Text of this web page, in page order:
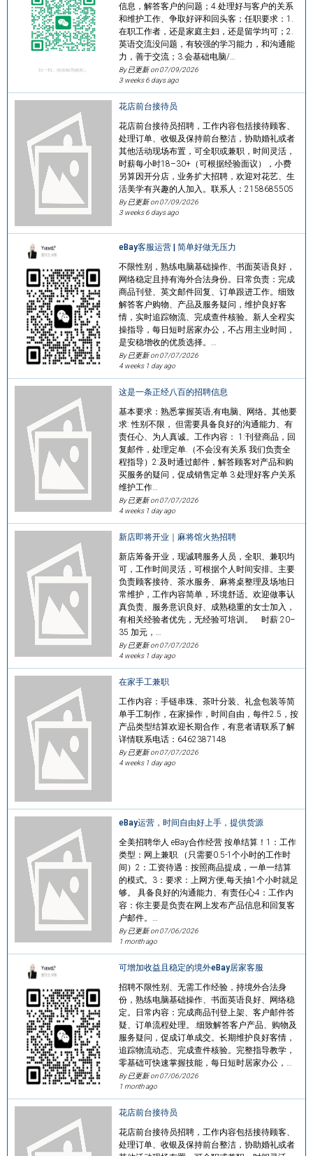
信息，解答客户的问题；4.处理好与客户的关系
和维护工作、争取好评和回头客；任职要求：1.
在职工作者，还是家庭主妇，还是留学均可；2.
英语交流没问题，有较强的学习能力，和沟通能
力，善于交流；3.会基础电脑/…
By 已更新 on07/09/2026
3 weeks 6 days ago
花店前台接待员
花店前台接待员招聘，工作内容包括接待顾客、
处理订单、收银及保持前台整洁，协助婚礼或者
其他活动现场布置，可全职或兼职，时间灵活，
时薪每小时18–30+（可根据经验面议），小费
另算因开分店，业务扩大招聘，欢迎对花艺、生
活美学有兴趣的人加入。联系人：2158685505
By 已更新 on07/09/2026
3 weeks 6 days ago
eBay客服运营 | 简单好做无压力
不限性别，熟练电脑基础操作、书面英语良好，
网络稳定且持有海外合法身份。日常负责：完成
商品刊登、英文邮件回复、订单跟进工作。细致
解答客户购物、产品及服务疑问，维护良好客
情，实时追踪物流、完成查件核验。新人全程实
操指导，每日短时居家办公，不占用主业时间，
是安稳增收的优质选择。…
By 已更新 on07/07/2026
4 weeks 1 day ago
这是一条正经八百的招聘信息
基本要求：熟悉掌握英语,有电脑、网络。其他要
求: 性别不限， 但需要具备良好的沟通能力、有
责任心、为人真诚。工作内容： 1:刊登商品，回
复邮件，处理定单.（不会没有关系 我们负责全
程指导）2:及时通过邮件，解答顾客对产品和购
买服务的疑问，促成销售定单 3:处理好客户关系
维护工作…
By 已更新 on07/07/2026
4 weeks 1 day ago
新店即将开业｜麻将馆火热招聘
新店筹备开业，现诚聘服务人员，全职、兼职均
可，工作时间灵活，可根据个人时间安排。主要
负责顾客接待、茶水服务、麻将桌整理及场地日
常维护，工作内容简单，环境舒适。欢迎做事认
真负责、服务意识良好、成熟稳重的女士加入，
有相关经验者优先，无经验可培训。 时薪 20–
35 加元，…
By 已更新 on07/07/2026
4 weeks 1 day ago
在家手工兼职
工作内容：手链串珠、茶叶分装、礼盒包装等简
单手工制作，在家操作，时间自由，每件2.5，按
产品类型结算欢迎长期合作，有意者请联系了解
详情联系电话：6462387148
By 已更新 on07/07/2026
4 weeks 1 day ago
eBay运营，时间自由好上手，提供货源
全美招聘华人 eBay合作经营 按单结算！1：工作
类型：网上兼职.（只需要0.5-1个小时的工作时
间）2：工资待遇：按照商品提成，一单一结算
的模式。3：要求：上网方便,每天抽1个小时就足
够。 具备良好的沟通能力、有责任心4：工作内
容：你主要是负责在网上发布产品信息和回复客
户邮件。…
By 已更新 on07/06/2026
1 month ago
可增加收益且稳定的境外eBay居家客服
招聘不限性别、无需工作经验，持境外合法身
份，熟练电脑基础操作、书面英语良好、网络稳
定。日常内容：完成商品刊登上架、客户邮件答
疑、订单流程处理。.细致解答客户产品、购物及
服务疑问，促成订单成交。长期维护良好客情，
追踪物流动态、完成查件核验。完整指导教学，
零基础可快速掌握技能，每日短时居家办公，…
By 已更新 on07/06/2026
1 month ago
花店前台接待员
花店前台接待员招聘，工作内容包括接待顾客、
处理订单、收银及保持前台整洁，协助婚礼或者